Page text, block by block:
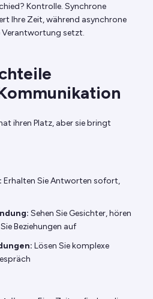
Kontrolle. Synchrone
Ihre Zeit, während asynchrone
Verantwortung setzt.
ihren Platz, aber sie bringt
Erhalten Sie Antworten sofort,
Sehen Sie Gesichter, hören
Beziehungen auf
Lösen Sie komplexe